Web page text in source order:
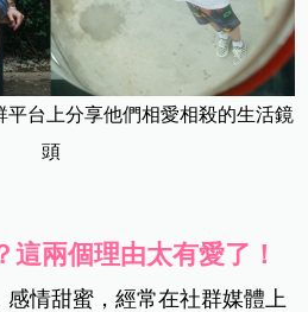
台上分享他們相愛相殺的生活鏡
頭
這兩個理由太有愛了！
情甜蜜，經常在社群媒體上